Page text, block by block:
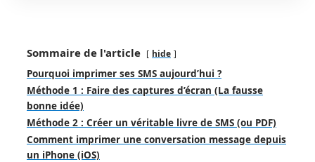
Sommaire de l'article hide
Pourquoi imprimer ses SMS aujourd’hui ?
Méthode 1 : Faire des captures d’écran (La fausse
bonne idée)
Méthode 2 : Créer un véritable livre de SMS (ou PDF)
Comment imprimer une conversation message depuis
un iPhone (iOS)